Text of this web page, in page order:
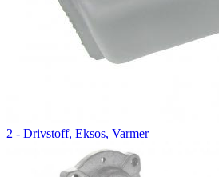
2 - Drivstoff, Eksos, Varmer